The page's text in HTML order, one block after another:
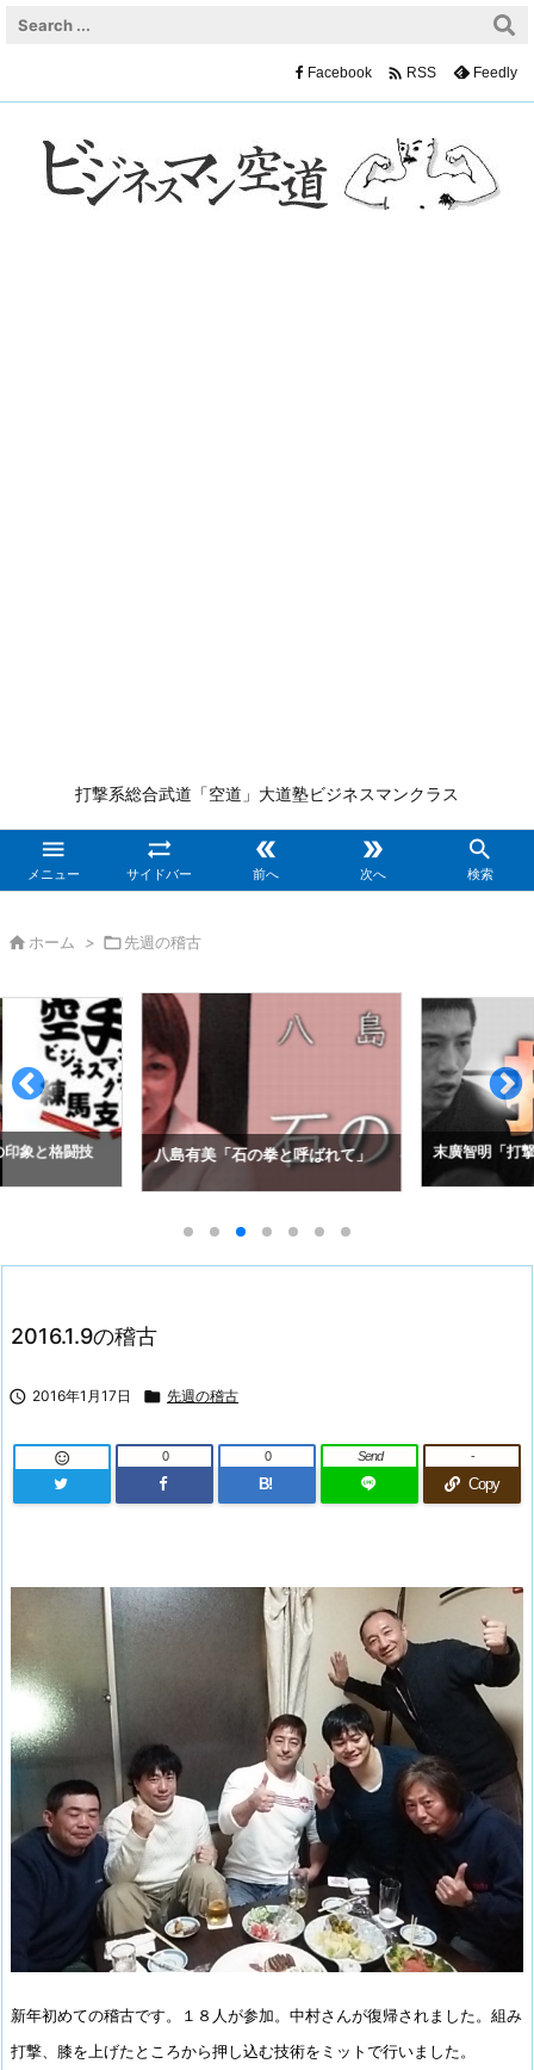
打撃系総合武道「空道」大道塾ビジネスマンクラス

メニュー

サイドバー

前へ

次へ

検索
Facebook  RSS Feedly
 ホーム > 先週の稽古
象と格闘技 八島有美「石の拳と呼ばれて」 末廣智明「打
2016.1.9の稽古
 2016年1月17日  先週の稽古
 0
B!
0 Send
Copy
-
新年初めての稽古です。１８人が参加。中村さんが復帰されました。 組み
打撃、膝を上げたところから押し込む技術をミットで行いました。